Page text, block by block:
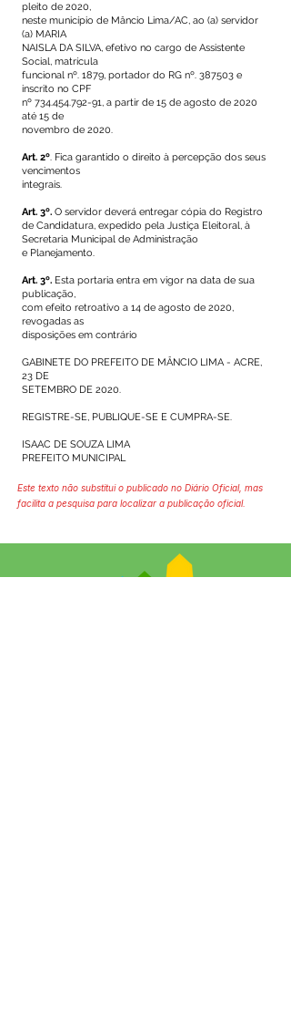
pleito de 2020,
neste município de Mâncio Lima/AC, ao (a) servidor
(a) MARIA
NAISLA DA SILVA, efetivo no cargo de Assistente
Social, matrícula
funcional nº. 1879, portador do RG nº. 387503 e
inscrito no CPF
nº 734.454.792-91, a partir de 15 de agosto de 2020
até 15 de
novembro de 2020.
Art. 2º. Fica garantido o direito à percepção dos seus
vencimentos
integrais.
Art. 3º. O servidor deverá entregar cópia do Registro
de Candidatura, expedido pela Justiça Eleitoral, à
Secretaria Municipal de Administração
e Planejamento.
Art. 3º. Esta portaria entra em vigor na data de sua
publicação,
com efeito retroativo a 14 de agosto de 2020,
revogadas as
disposições em contrário
GABINETE DO PREFEITO DE MÂNCIO LIMA - ACRE,
23 DE
SETEMBRO DE 2020.
REGISTRE-SE, PUBLIQUE-SE E CUMPRA-SE.
ISAAC DE SOUZA LIMA
PREFEITO MUNICIPAL
Este texto não substitui o publicado no Diário Oficial, mas
facilita a pesquisa para localizar a publicação oficial.